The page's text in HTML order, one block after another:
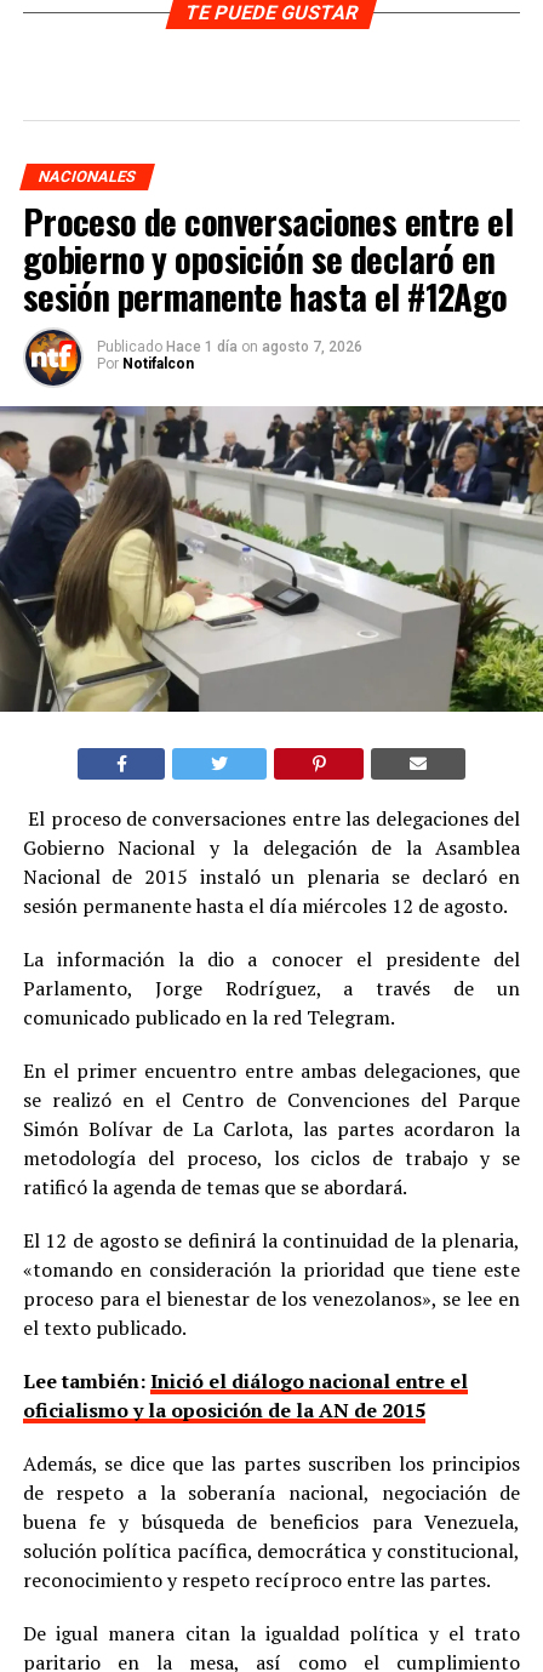
TE PUEDE GUSTAR
NACIONALES
Proceso de conversaciones entre el
gobierno y oposición se declaró en
sesión permanente hasta el #12Ago
Publicado Hace 1 día on agosto 7, 2026
Por Notifalcon
El proceso de conversaciones entre las delegaciones del
Gobierno Nacional y la delegación de la Asamblea
Nacional de 2015 instaló un plenaria se declaró en
sesión permanente hasta el día miércoles 12 de agosto.
La información la dio a conocer el presidente del
Parlamento, Jorge Rodríguez, a través de un
comunicado publicado en la red Telegram.
En el primer encuentro entre ambas delegaciones, que
se realizó en el Centro de Convenciones del Parque
Simón Bolívar de La Carlota, las partes acordaron la
metodología del proceso, los ciclos de trabajo y se
ratificó la agenda de temas que se abordará.
El 12 de agosto se definirá la continuidad de la plenaria,
«tomando en consideración la prioridad que tiene este
proceso para el bienestar de los venezolanos», se lee en
el texto publicado.
Lee también:Inició el diálogo nacional entre el
oficialismo y la oposición de la AN de 2015
Además, se dice que las partes suscriben los principios
de respeto a la soberanía nacional, negociación de
buena fe y búsqueda de beneficios para Venezuela,
solución política pacífica, democrática y constitucional,
reconocimiento y respeto recíproco entre las partes.
De igual manera citan la igualdad política y el trato
paritario en la mesa, así como el cumplimiento